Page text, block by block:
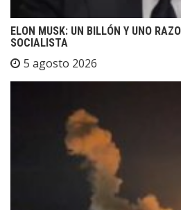
ELON MUSK: UN BILLÓN Y UNO
SOCIALISTA
5 agosto 2026